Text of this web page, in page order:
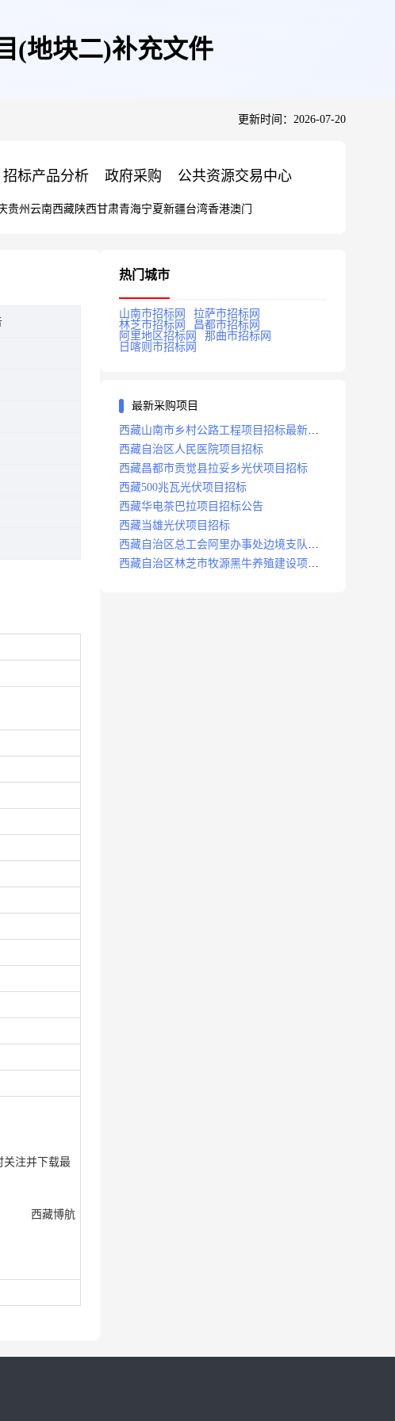
(地块二)补充文件
更新时间：2026-07-20
招标产品分析 政府采购 公共资源交易中心
贵州 云南西藏陕西甘肃青海宁夏新疆台湾香港澳门
注并下载最
热门城市
山南市招标网
拉萨市招标网
林芝市招标网
昌都市招标网
阿里地区招标网
那曲市招标网
日喀则市招标网
最新采购项目
西藏山南市乡村公路工程项目招标最新消
息
西藏自治区人民医院项目招标
西藏昌都市贡觉县拉妥乡光伏项目招标
西藏500兆瓦光伏项目招标
西藏华电茶巴拉项目招标公告
西藏当雄光伏项目招标
西藏自治区总工会阿里办事处边境支队职
工之家建设项目招标公告
西藏自治区林芝市牧源黑牛养殖建设项目